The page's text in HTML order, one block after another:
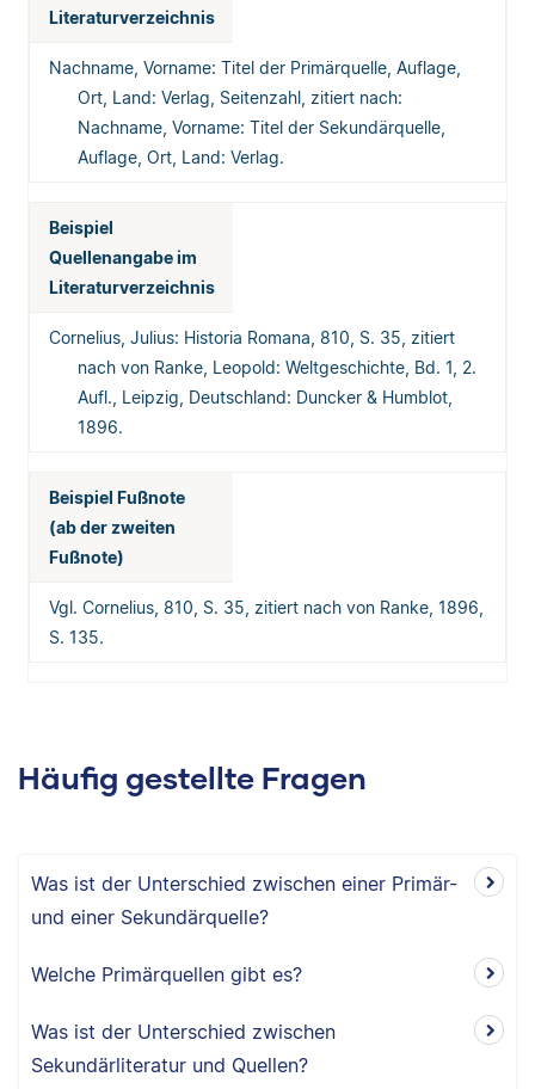
Literaturverzeichnis
Nachname, Vorname: Titel der Primärquelle, Auflage,
Ort, Land: Verlag, Seitenzahl, zitiert nach:
Nachname, Vorname: Titel der Sekundärquelle,
Auflage, Ort, Land: Verlag.
Beispiel
Quellenangabe im
Literaturverzeichnis
Cornelius, Julius: Historia Romana, 810, S. 35, zitiert
nach von Ranke, Leopold: Weltgeschichte, Bd. 1, 2.
Aufl., Leipzig, Deutschland: Duncker & Humblot,
1896.
Beispiel Fußnote
(ab der zweiten
Fußnote)
Vgl. Cornelius, 810, S. 35, zitiert nach von Ranke, 1896,
S. 135.
Häufig gestellte Fragen
Was ist der Unterschied zwischen einer Primär-
und einer Sekundärquelle?
Welche Primärquellen gibt es?
Was ist der Unterschied zwischen
Sekundärliteratur und Quellen?